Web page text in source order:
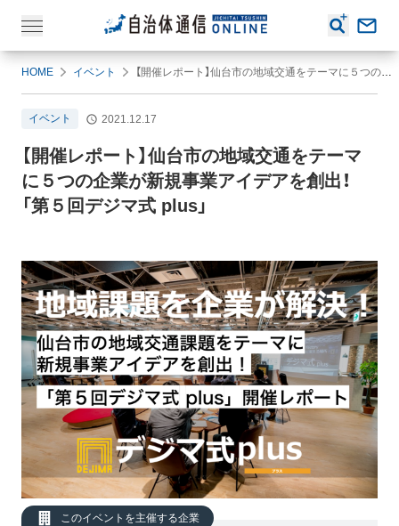
HOME イベント 【開催レポート】仙台市の地域交通をテーマに５つの企業が新規事業アイデアを創出！「第５回デジマ式 plus」
イベント 2021.12.17
【開催レポート】仙台市の地域交通をテーマ
に５つの企業が新規事業アイデアを創出！
「第５回デジマ式 plus」
このイベントを主催する企業